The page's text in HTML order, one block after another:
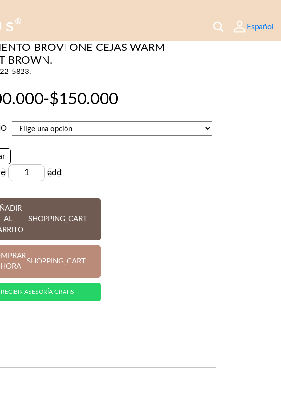
Español
BROVI ONE CEJAS WARM
BROWN.
5823.
-$150.000
add
AL
SHOPPING_CART
SHOPPING_CART
RECIBIR ASESORÍA GRATIS